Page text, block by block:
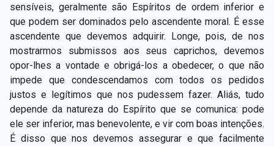
sensíveis, geralmente são Espíritos de ordem inferior e
que podem ser dominados pelo ascendente moral. É esse
ascendente que devemos adquirir. Longe, pois, de nos
mostrarmos submissos aos seus caprichos, devemos
opor-lhes a vontade e obrigá-los a obedecer, o que não
impede que condescendamos com todos os pedidos
justos e legítimos que nos pudessem fazer. Aliás, tudo
depende da natureza do Espírito que se comunica: pode
ele ser inferior, mas benevolente, e vir com boas intenções.
É disso que nos devemos assegurar e que facilmente